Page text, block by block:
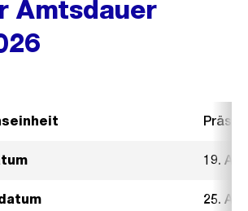
Amtsdauer
19.
25.